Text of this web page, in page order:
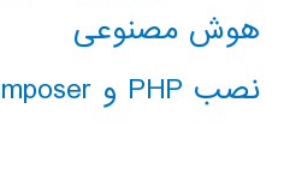
هوش مصنوعی
نصب PHP و composer در ویندوز 10